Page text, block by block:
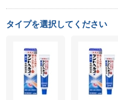
タイプを選択してください